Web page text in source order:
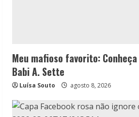
Meu mafioso favorito:
Babi A. Sette
Luísa Souto agosto 8, 2026